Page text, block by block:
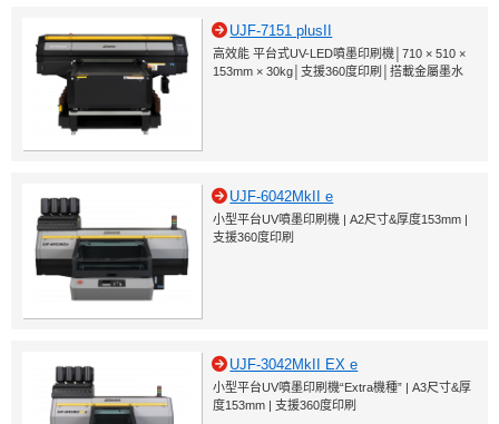
UJF-7151 plusII
高效能 平台式UV-LED噴墨印刷機│710 × 510 ×
153mm × 30kg│支援360度印刷│搭載金屬墨水
UJF-6042MkII e
小型平台UV噴墨印刷機 | A2尺寸&厚度153mm |
支援360度印刷
UJF-3042MkII EX e
小型平台UV噴墨印刷機“Extra機種” | A3尺寸&厚
度153mm | 支援360度印刷